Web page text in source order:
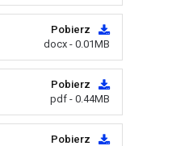
Pobierz
docx - 0.01MB
Pobierz
pdf - 0.44MB
Pobierz